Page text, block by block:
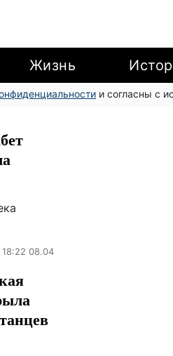
Жизнь
и согласны с
18:22 08.04